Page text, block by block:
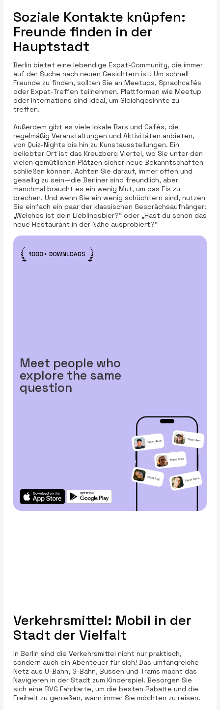
Soziale Kontakte knüpfen:
Freunde finden in der
Hauptstadt
Berlin bietet eine lebendige Expat-Community, die immer
auf der Suche nach neuen Gesichtern ist! Um schnell
Freunde zu finden, sollten Sie an Meetups, Sprachcafés
oder Expat-Treffen teilnehmen. Plattformen wie Meetup
oder Internations sind ideal, um Gleichgesinnte zu
treffen.
Außerdem gibt es viele lokale Bars und Cafés, die
regelmäßig Veranstaltungen und Aktivitäten anbieten,
von Quiz-Nights bis hin zu Kunstausstellungen. Ein
beliebter Ort ist das Kreuzberg Viertel, wo Sie unter den
vielen gemütlichen Plätzen sicher neue Bekanntschaften
schließen können. Achten Sie darauf, immer offen und
gesellig zu sein—die Berliner sind freundlich, aber
manchmal braucht es ein wenig Mut, um das Eis zu
brechen. Und wenn Sie ein wenig schüchtern sind, nutzen
Sie einfach ein paar der klassischen Gesprächsaufhänger:
„Welches ist dein Lieblingsbier?“ oder „Hast du schon das
neue Restaurant in der Nähe ausprobiert?“
Meet people who
explore the same
question
Verkehrsmittel: Mobil in der
Stadt der Vielfalt
In Berlin sind die Verkehrsmittel nicht nur praktisch,
sondern auch ein Abenteuer für sich! Das umfangreiche
Netz aus U-Bahn, S-Bahn, Bussen und Trams macht das
Navigieren in der Stadt zum Kinderspiel. Besorgen Sie
sich eine BVG Fahrkarte, um die besten Rabatte und die
Freiheit zu genießen, wann immer Sie möchten zu reisen.